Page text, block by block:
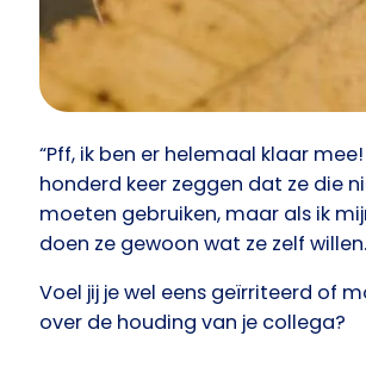
“Pff, ik ben er helemaal klaar
honderd keer zeggen dat ze die
moeten gebruiken, maar als ik
doen ze gewoon wat ze zelf
Voel jij je wel eens geïrriteerd of
over de houding van je collega?